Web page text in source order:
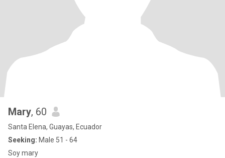
Mary, 60
Santa Elena, Guayas, Ecuador
Seeking: Male 51 - 64
Soy mary